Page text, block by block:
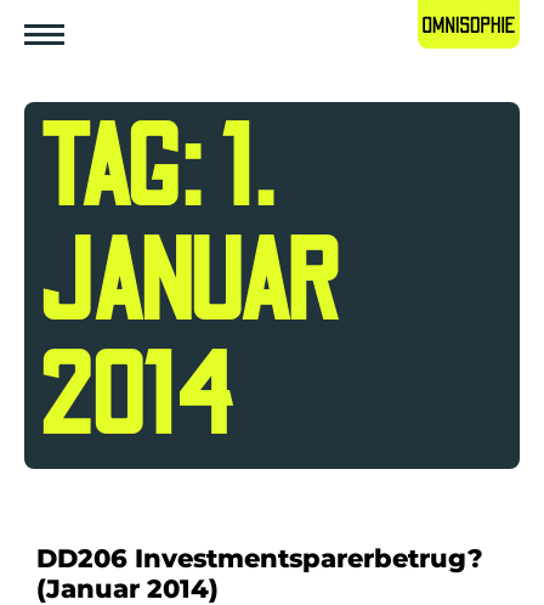
TAG: 1.
JANUAR
2014
DD206 Investmentsparerbetrug?
(Januar 2014)